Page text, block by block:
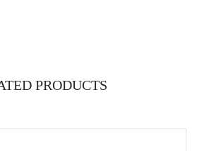
PRODUCTS